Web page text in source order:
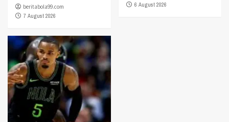
beritabola99.com
7 August 2026
6 August 2026